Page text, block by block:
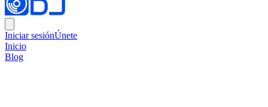
Iniciar sesiónÚnete
Inicio
Blog